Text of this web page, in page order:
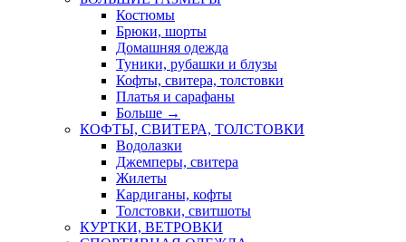
Костюмы
Брюки, шорты
Домашняя одежда
Туники, рубашки и блузы
Кофты, свитера, толстовки
Платья и сарафаны
Больше →
КОФТЫ, СВИТЕРА, ТОЛСТОВКИ
Водолазки
Джемперы, свитера
Жилеты
Кардиганы, кофты
Толстовки, свитшоты
КУРТКИ, ВЕТРОВКИ